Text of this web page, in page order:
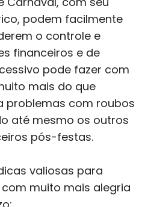
podem facilmente
o controle e
financeiros e de
pode fazer com
mais do que
problemas com roubos
até mesmo os outros
pós-festas.
valiosas para
muito mais alegria